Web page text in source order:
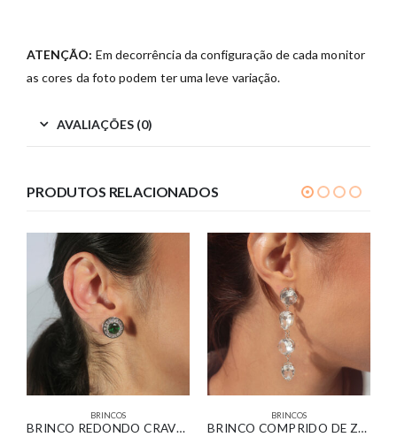
ATENÇÃO: Em decorrência da configuração de cada monitor
as cores da foto podem ter uma leve variação.
AVALIAÇÕES (0)
PRODUTOS RELACIONADOS
BRINCOS
BRINCO REDONDO CRAVEJADO COM ZIRCÔNIA ESMERALDA BANHADO EM OURO BRANCO
BRINCOS
BRINCO COMPRIDO DE ZIRCÔNIAS REDONDAS E GOTAS BANHADO EM OURO BRANCO